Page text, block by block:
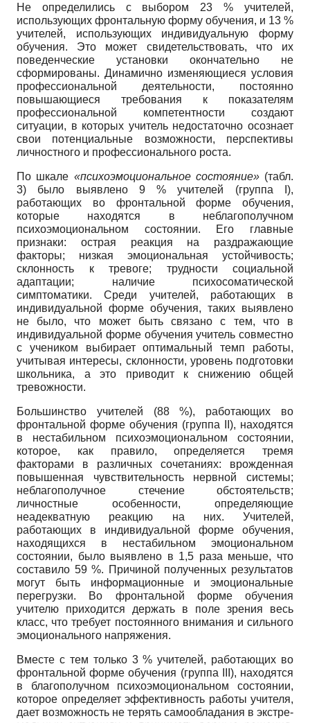
Не определились с выбором 23 % учите­лей,
использующих фронтальную форму обу­чения, и 13 %
учителей, использующих инди­видуальную форму
обучения. Это может сви­детельствовать, что их
поведенческие уста­новки окончательно не
сформированы. Ди­намично изменяющиеся условия
профессио­нальной деятельности, постоянно
повышаю­щиеся требования к показателям
профессио­нальной компетентности создают
ситуации, в которых учитель недостаточно осознает
свои потенциальные возможности, перспективы
личностного и профессионального роста.
По шкале «психоэмоциональное состо­яние»(табл.
3) было выявлено 9 % учителей (группа I),
работающих во фронтальной форме обучения,
которые находятся в неблагополуч­ном
психоэмоциональном состоянии. Его глав­ные
признаки: острая реакция на раздражаю­щие
факторы; низкая эмоциональная устой­чивость;
склонность к тревоге; трудности со­циальной
адаптации; наличие психосоматиче­ской
симптоматики. Среди учителей, работа­ющих в
индивидуальной форме обучения, та­ких выявлено
не было, что может быть связано с тем, что в
индивидуальной форме обучения учитель совместно
с учеником выбирает опти­мальный темп работы,
учитывая интересы, склонности, уровень подготовки
школьника, а это приводит к снижению общей
тревожности.
Большинство учителей (88 %), работаю­щих во
фронтальной форме обучения (груп­па II), находятся
в нестабильном психоэмоци­ональном состоянии,
которое, как правило, определяется тремя
факторами в различных сочетаниях: врожденная
повышенная чув­ствительность нервной системы;
неблагопо­лучное стечение обстоятельств;
личностные особенности, определяющие
неадекватную реакцию на них. Учителей,
работающих в ин­дивидуальной форме обучения,
находящихся в нестабильном эмоциональном
состоянии, было выявлено в 1,5 раза меньше, что
соста­вило 59 %. Причиной полученных результа­тов
могут быть информационные и эмоцио­нальные
перегрузки. Во фронтальной форме обучения
учителю приходится держать в поле зрения весь
класс, что требует постоянного внимания и сильного
эмоционального напря­жения.
Вместе с тем только 3 % учителей, работа­ющих во
фронтальной форме обучения (груп­па III), находятся
в благополучном психоэмо­циональном состоянии,
которое определя­ет эффективность работы учителя,
дает воз­можность не терять самообладания в экстре­